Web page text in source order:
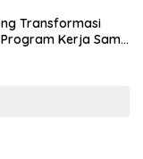
Transformasi
Kerja Sama